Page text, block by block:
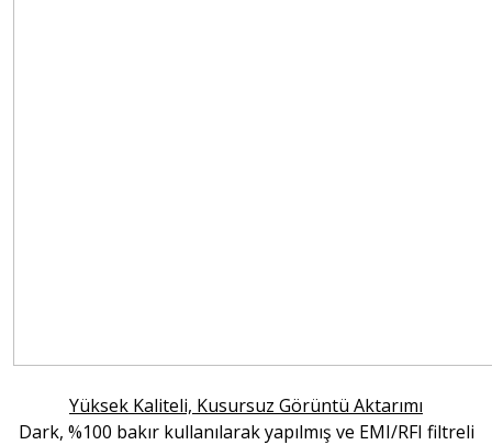
Yüksek Kaliteli, Kusursuz Görüntü Aktarımı
Dark, %100 bakır kullanılarak yapılmış ve EMI/RFI filtreli